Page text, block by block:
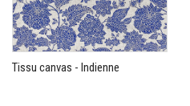
Tissu canvas - Indienne